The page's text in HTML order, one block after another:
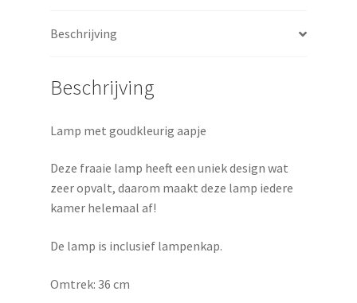
Beschrijving
Beschrijving
Lamp met goudkleurig aapje
Deze fraaie lamp heeft een uniek design wat
zeer opvalt, daarom maakt deze lamp iedere
kamer helemaal af!
De lamp is inclusief lampenkap.
Omtrek: 36 cm